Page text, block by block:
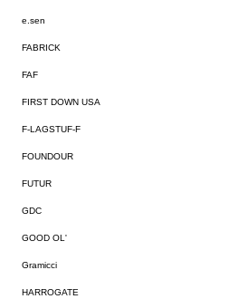
e.sen
FABRICK
FAF
FIRST DOWN USA
F-LAGSTUF-F
FOUNDOUR
FUTUR
GDC
GOOD OL'
Gramicci
HARROGATE